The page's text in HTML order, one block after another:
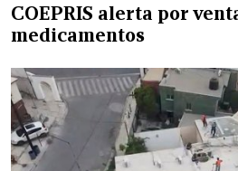
COEPRIS alerta por
medicamentos